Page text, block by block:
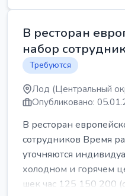
В ресторан
набор
Требуются
Лод (Центральный
Опубликовано:
В ресторан
сотрудников Время
уточняются
холодном и горячем
шек час 125 150 200